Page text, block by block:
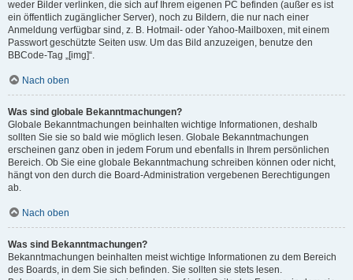
weder Bilder verlinken, die sich auf Ihrem eigenen PC befinden (außer es ist
ein öffentlich zugänglicher Server), noch zu Bildern, die nur nach einer
Anmeldung verfügbar sind, z. B. Hotmail- oder Yahoo-Mailboxen, mit einem
Passwort geschützte Seiten usw. Um das Bild anzuzeigen, benutze den
BBCode-Tag „[img]“.
Nach oben
Was sind globale Bekanntmachungen?
Globale Bekanntmachungen beinhalten wichtige Informationen, deshalb
sollten Sie sie so bald wie möglich lesen. Globale Bekanntmachungen
erscheinen ganz oben in jedem Forum und ebenfalls in Ihrem persönlichen
Bereich. Ob Sie eine globale Bekanntmachung schreiben können oder nicht,
hängt von den durch die Board-Administration vergebenen Berechtigungen
ab.
Nach oben
Was sind Bekanntmachungen?
Bekanntmachungen beinhalten meist wichtige Informationen zu dem Bereich
des Boards, in dem Sie sich befinden. Sie sollten sie stets lesen.